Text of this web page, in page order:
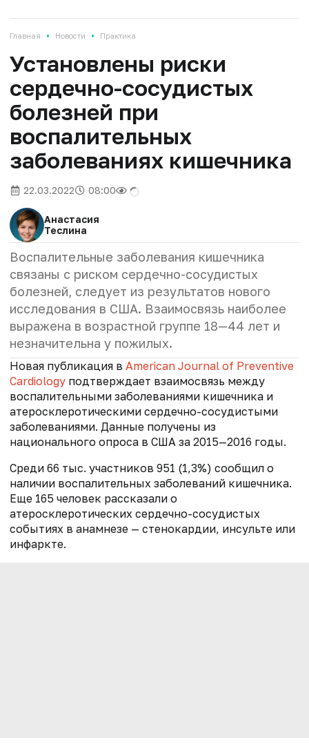
Главная • Новости • Практика
Установлены риски
сердечно-сосудистых
болезней при
воспалительных
заболеваниях кишечника
22.03.2022 08:00
Анастасия
Теслина
Воспалительные заболевания кишечника
связаны с риском сердечно-сосудистых
болезней, следует из результатов нового
исследования в США. Взаимосвязь наиболее
выражена в возрастной группе 18—44 лет и
незначительна у пожилых.
Новая публикация в American Journal of Preventive
Cardiology подтверждает взаимосвязь между
воспалительными заболеваниями кишечника и
атеросклеротическими сердечно-сосудистыми
заболеваниями. Данные получены из
национального опроса в США за 2015—2016 годы.
Среди 66 тыс. участников 951 (1,3%) сообщил о
наличии воспалительных заболеваний кишечника.
Еще 165 человек рассказали о
атеросклеротических сердечно-сосудистых
событиях в анамнезе — стенокардии, инсульте или
инфаркте.